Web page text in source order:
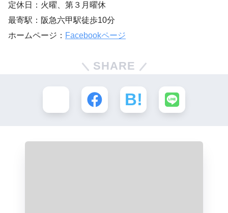
定休日：火曜、第３月曜休
最寄駅：阪急六甲駅徒歩10分
ホームページ： Facebookページ
SHARE